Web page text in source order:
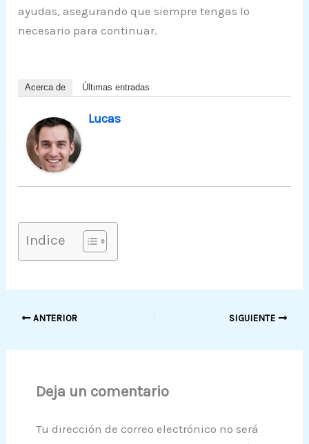
ayudas, asegurando que siempre tengas lo
necesario para continuar.
Acerca de Últimas entradas
Lucas
Indice
ANTERIOR SIGUIENTE
Deja un comentario
Tu dirección de correo electrónico no será